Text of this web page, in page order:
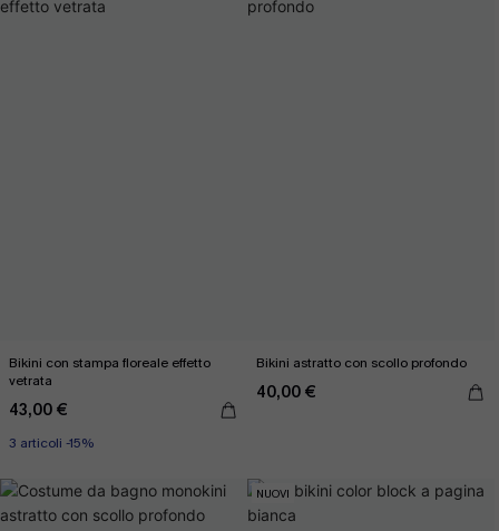
Bikini con stampa floreale effetto
vetrata
43,00 €
3 articoli -15%
Bikini astratto con scollo profondo
40,00 €
NUOVI